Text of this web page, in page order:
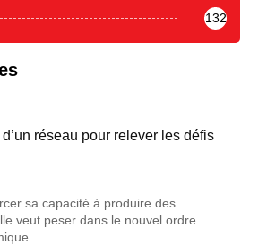
132
d’un réseau pour relever les défis
sa capacité à produire des
veut peser dans le nouvel ordre